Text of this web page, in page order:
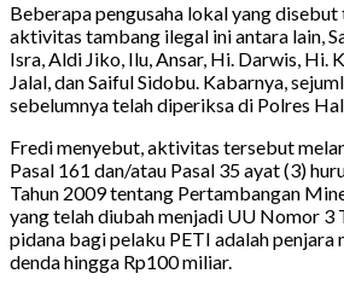
Beberapa pengusaha lokal yang
aktivitas tambang ilegal ini antara lain,
Isra, Aldi Jiko, Ilu, Ansar, Hi. Darwis, Hi.
Jalal, dan Saiful Sidobu. Kabarnya,
sebelumnya telah diperiksa di Polres
Fredi menyebut, aktivitas tersebut
Pasal 161 dan/atau Pasal 35 ayat (3)
Tahun 2009 tentang Pertambangan
yang telah diubah menjadi UU Nomor 3
pidana bagi pelaku PETI adalah penjara
denda hingga Rp100 miliar.